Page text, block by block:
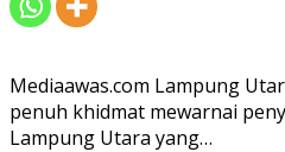
Mediaawas.com Lampung
penuh khidmat mewarnai
Lampung Utara yang…